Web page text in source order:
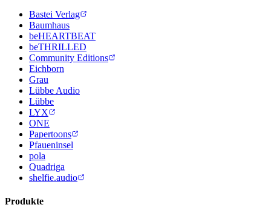
Bastei Verlag
Baumhaus
beHEARTBEAT
beTHRILLED
Community Editions
Eichborn
Grau
Lübbe Audio
Lübbe
LYX
ONE
Papertoons
Pfaueninsel
pola
Quadriga
shelfie.audio
Produkte